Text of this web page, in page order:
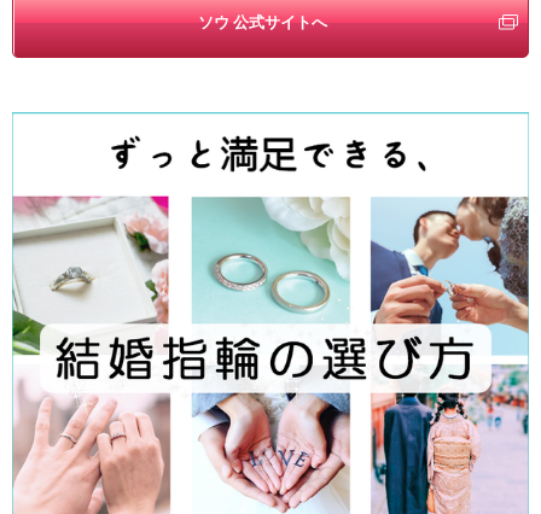
ソウ 公式サイトへ